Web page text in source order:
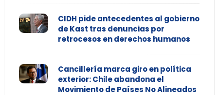
CIDH pide antecedentes al gobierno
de Kast tras denuncias por
retrocesos en derechos humanos
Cancillería marca giro en política
exterior: Chile abandona el
Movimiento de Países No Alineados